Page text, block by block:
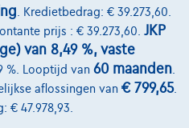
panodak dig.airco alu19
Automaat 160 kW ( 218 PK )
. Kredietbedrag: € 39.273,60.
prijs : € 39.273,60. JKP
van 8,49 %, vaste
%. Looptijd van 60 maanden
aflossingen van € 799,65.
€ 47.978,93.